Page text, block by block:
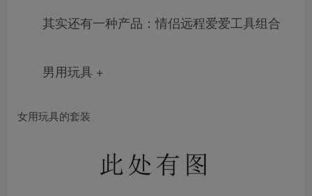
其实还有一种产品：情侣远程爱爱工具组合
男用玩具 +
女用玩具的套装